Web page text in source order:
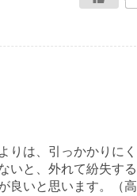
りは、引っかかりにく
いと、外れて紛失する
良いと思います。（高